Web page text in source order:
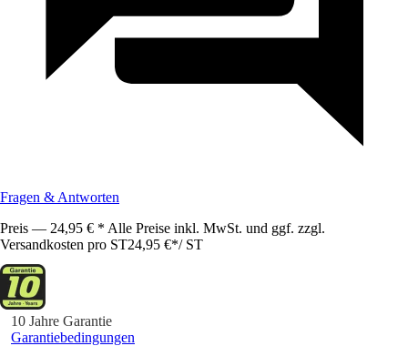
Fragen & Antworten
Preis — 24,95 € * Alle Preise inkl. MwSt. und ggf. zzgl.
Versandkosten pro ST24,95 €*/ ST
10 Jahre Garantie
Garantiebedingungen